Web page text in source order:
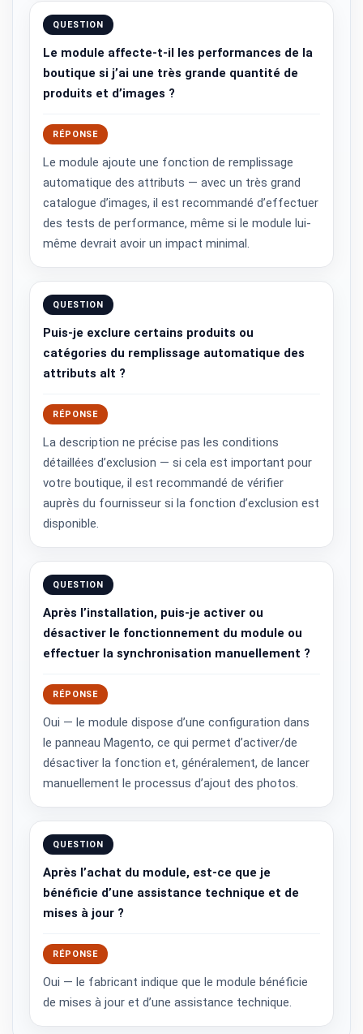
QUESTION
Le module affecte-t-il les performances de la
boutique si j’ai une très grande quantité de
produits et d’images ?
RÉPONSE
Le module ajoute une fonction de remplissage
automatique des attributs — avec un très grand
catalogue d’images, il est recommandé d’effectuer
des tests de performance, même si le module lui-
même devrait avoir un impact minimal.
QUESTION
Puis-je exclure certains produits ou
catégories du remplissage automatique des
attributs alt ?
RÉPONSE
La description ne précise pas les conditions
détaillées d’exclusion — si cela est important pour
votre boutique, il est recommandé de vérifier
auprès du fournisseur si la fonction d’exclusion est
disponible.
QUESTION
Après l’installation, puis-je activer ou
désactiver le fonctionnement du module ou
effectuer la synchronisation manuellement ?
RÉPONSE
Oui — le module dispose d’une configuration dans
le panneau Magento, ce qui permet d’activer/de
désactiver la fonction et, généralement, de lancer
manuellement le processus d’ajout des photos.
QUESTION
Après l’achat du module, est-ce que je
bénéficie d’une assistance technique et de
mises à jour ?
RÉPONSE
Oui — le fabricant indique que le module bénéficie
de mises à jour et d’une assistance technique.